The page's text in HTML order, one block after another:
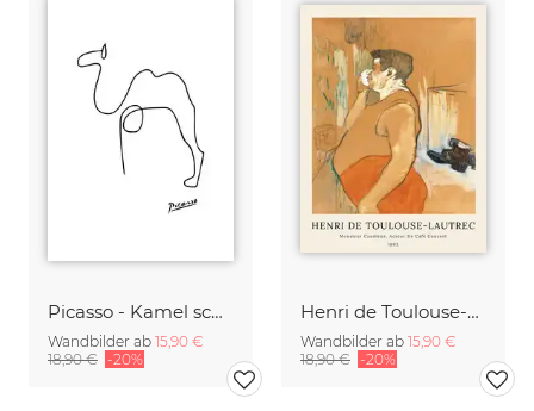
Picasso - Kamel schwarzweiß
Wandbilder ab 15,90 €
18,90 € -20%
Henri de Toulouse-Lautrec: Monsieur Caudieux
Wandbilder ab 15,90 €
18,90 € -20%